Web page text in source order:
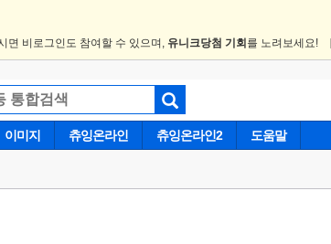
면 비로그인도 참여할 수 있으며, 유니크당첨 기회 를 노려보세요!
이미지 츄잉온라인 츄잉온라인2 도움말